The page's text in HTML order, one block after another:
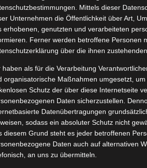
IMIM Anti Akne Creme
März 22, 2021 | Beauty,Pflege,
Mittels dieser
Unternehmen die Öffentlichkeit über Art,
erhobenen, genutzten und verarbeiteten
Ferner werden betroffene Personen
über die ihnen
haben als für die Verarbeitung
organisatorische Maßnahmen umgesetzt,
Schutz der über diese Internetseite
Daten sicherzustellen.
Datenübertragungen
sodass ein absoluter Schutz nicht
diesem Grund steht es jeder betroffenen
Daten auch auf alternativen
an uns zu übermitteln.